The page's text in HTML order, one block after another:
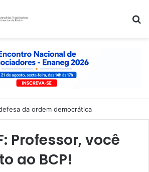
da ordem democrática
Professor, você
ao BCP!